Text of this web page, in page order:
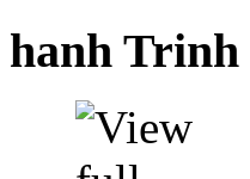
hanh Trinh